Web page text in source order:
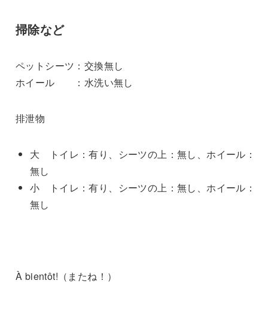
掃除など
ペットシーツ：交換無し
ホイール ：水洗い無し
排泄物
大 トイレ：有り、シーツの上：無し、ホイール：
無し
小 トイレ：有り、シーツの上：無し、ホイール：
無し
À bientôt!（またね！）